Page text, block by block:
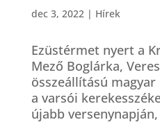
dec 3, 2022| Hírek
Ezüstérmet nyert a
Mező Boglárka,
összeállítású
a varsói
újabb